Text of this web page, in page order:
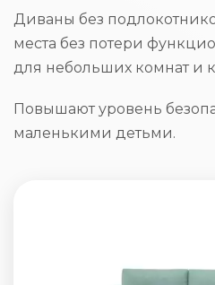
Диваны без
места без потери
для небольших комнат и
Повышают уровень
маленькими детьми.